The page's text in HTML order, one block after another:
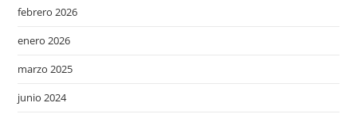
febrero 2026
enero 2026
marzo 2025
junio 2024